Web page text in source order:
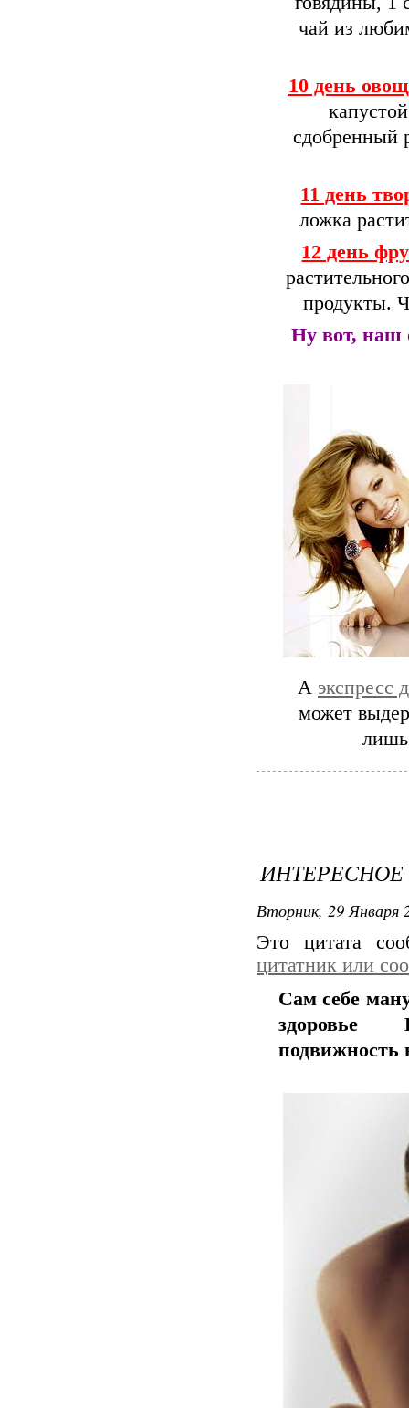
чай из
10 день
сдобренный
11 день
ложка
12 день
продукты.
Ну вот, наш
А экспресс
может
лишь
ИНТЕРЕСНОЕ
Вторник, 29 Января
Это цитата
цитатник или
Сам себе
здоровье
подвижность